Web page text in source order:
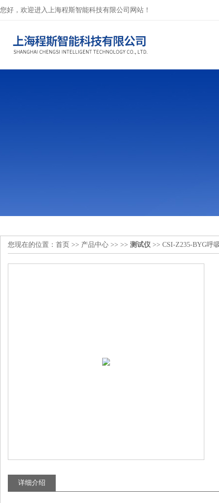
您好，欢迎进入上海程斯智能科技有限公司网站！
您现在的位置： 首页 >> 产品中心 >> >> 测试仪 >> CSI-Z235-BYG呼
详细介绍